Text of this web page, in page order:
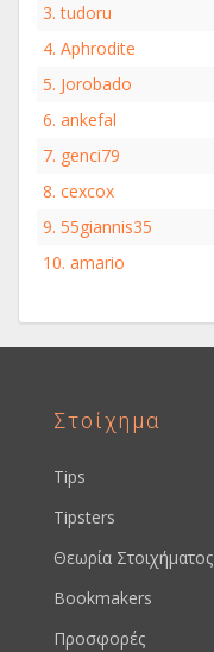
3.tudoru
4. Aphrodite
5. Jorobado
6. ankefal
7. genci79
8. cexcox
9. 55giannis35
10. amario
Στοίχημα
Tips
Tipsters
Θεωρία Στοιχήματος
Bookmakers
Προσφορές